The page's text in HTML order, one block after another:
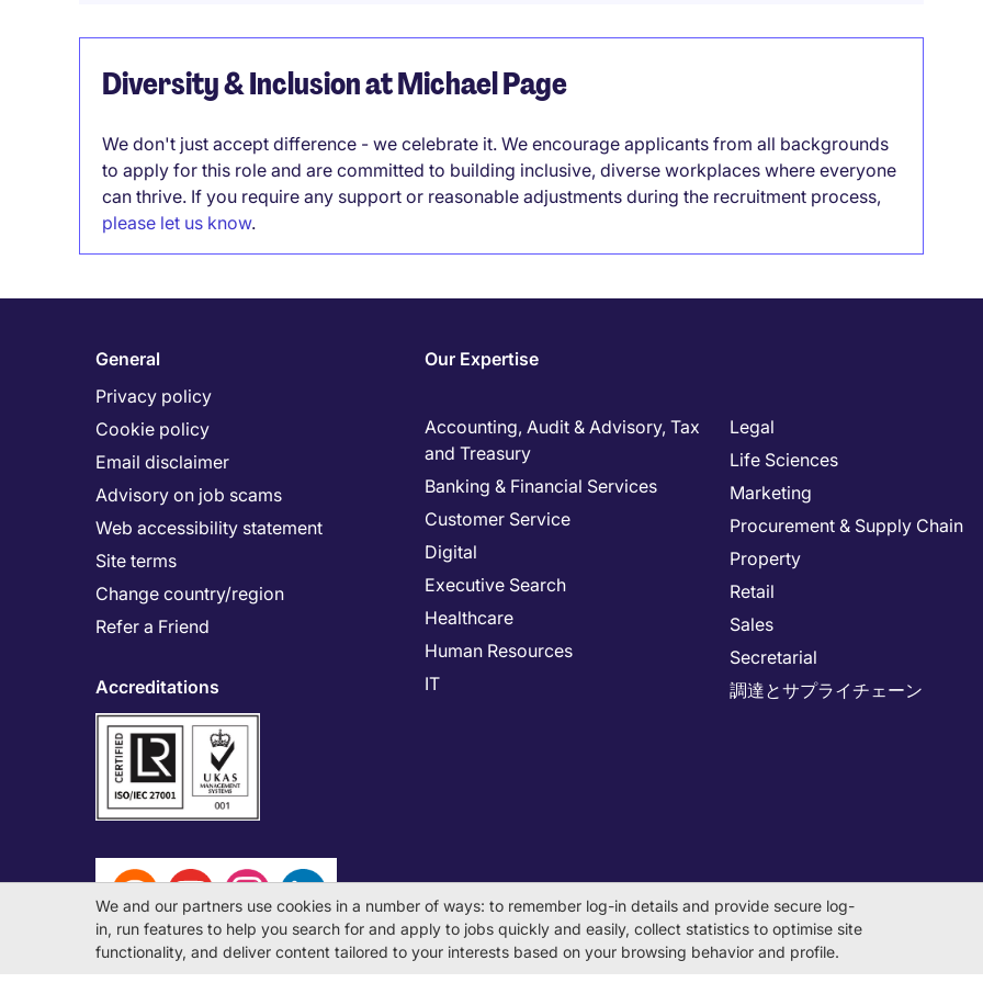
Diversity & Inclusion at Michael Page
We don't just accept difference - we celebrate it. We encourage applicants from all backgrounds
to apply for this role and are committed to building inclusive, diverse workplaces where everyone
can thrive. If you require any support or reasonable adjustments during the recruitment process,
please let us know.
General
Privacy policy
Cookie policy
Email disclaimer
Advisory on job scams
Web accessibility statement
Site terms
Change country/region
Refer a Friend
Accreditations
Our Expertise
Accounting, Audit & Advisory, Tax
and Treasury
Banking & Financial Services
Customer Service
Digital
Executive Search
Healthcare
Human Resources
IT
Legal
Life Sciences
Marketing
Procurement & Supply Chain
Property
Retail
Sales
Secretarial
調達とサプライチェーン
We and our partners use cookies in a number of ways: to remember log-in details and provide secure log-
in, run features to help you search for and apply to jobs quickly and easily, collect statistics to optimise site
functionality, and deliver content tailored to your interests based on your browsing behavior and profile.